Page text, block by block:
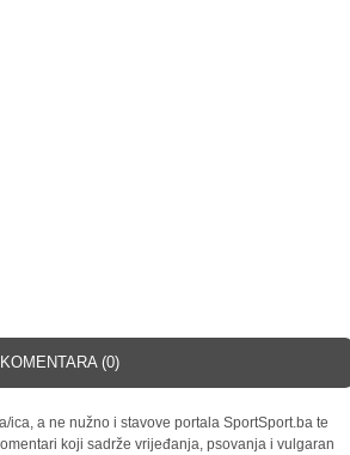
(0)
a ne nužno i stavove portala SportSport.ba te
koji sadrže vrijeđanja, psovanja i vulgaran